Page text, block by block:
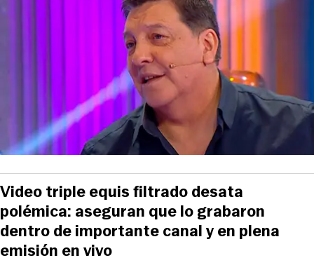
Video triple equis filtrado desata
polémica: aseguran que lo grabaron
dentro de importante canal y en plena
emisión en vivo